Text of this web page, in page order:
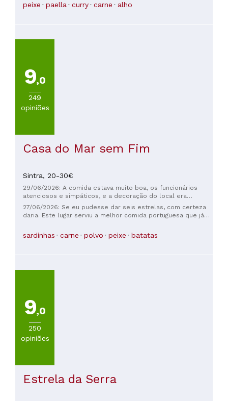
sua visita, embora seja sempre necessário reservar, pois o
peixe paella curry carne alho
9,0
249
opiniões
Casa do Mar sem Fim
Sintra, 20-30€
29/06/2026: A comida estava muito boa, os funcionários
atenciosos e simpáticos, e a decoração do local era
interessante. Mas tenha cuidado ao pedir as sobremesas.
Eles oferecem cerejas com sorvete e depois cobram €8
por duas sobremesas: as cerejas (7 unidades) mais €3,50
brownie. Eles o oferecem e perguntam se você quer com
27/06/2026: Se eu pudesse dar seis estrelas, com certeza
daria. Este lugar serviu a melhor comida portuguesa que já
cheio de sabor autêntico. O que tornou a experiência ainda
mais especial foi a hospitalidade calorosa, genuína e sincera
sardinhas carne polvo peixe batatas
9,0
250
opiniões
Estrela da Serra